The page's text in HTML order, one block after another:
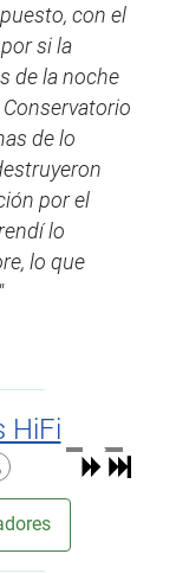
con el
si la
de la noche
Conservatorio
de lo
por el
lo
lo que
HiFi